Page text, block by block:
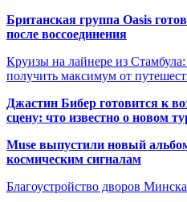
Британская группа Oasis
после воссоединения
Круизы на лайнере из
получить максимум от
Джастин Бибер готовится к
сцену: что известно о новом
Muse выпустили новый
космическим сигналам
Благоустройство дворов